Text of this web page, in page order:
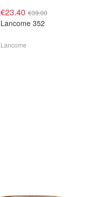
€23.40 €39.00
Lancome 352
Lancome